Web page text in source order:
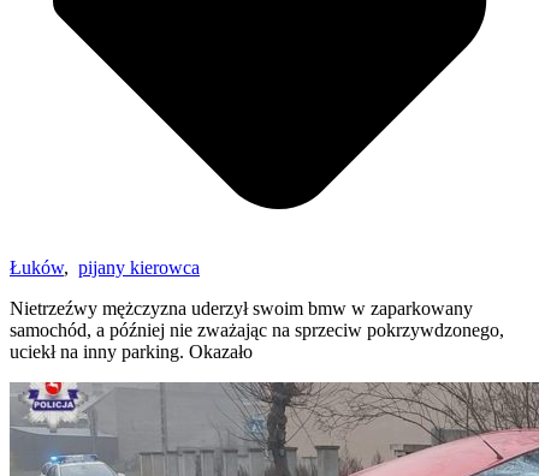
Łuków, pijany kierowca
Nietrzeźwy mężczyzna uderzył swoim bmw w zaparkowany
samochód, a później nie zważając na sprzeciw pokrzywdzonego,
uciekł na inny parking. Okazało